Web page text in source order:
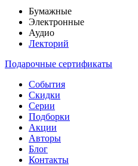
Бумажные
Электронные
Аудио
Лекторий
Подарочные сертификаты
События
Скидки
Серии
Подборки
Акции
Авторы
Блог
Контакты